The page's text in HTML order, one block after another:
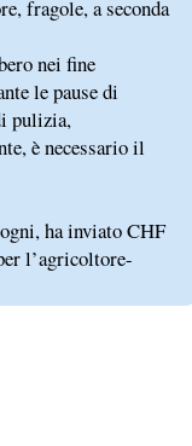
fragole, a seconda
nei fine
le pause di
pulizia,
è necessario il
ha inviato CHF
l’agricoltore-